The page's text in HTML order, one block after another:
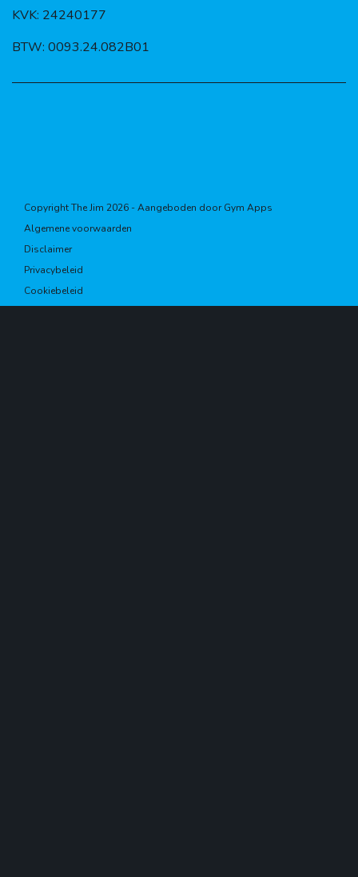
KVK: 24240177
BTW: 0093.24.082B01
Copyright The Jim 2026 - Aangeboden doorGym Apps
Algemene voorwaarden
Disclaimer
Privacybeleid
Cookiebeleid